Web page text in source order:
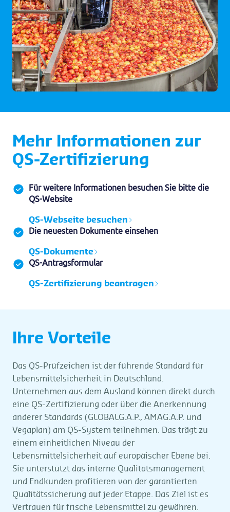
Mehr Informationen zur
QS-Zertifizierung
Für weitere Informationen besuchen Sie bitte die
QS-Website
QS-Webseite besuchen
Die neuesten Dokumente einsehen
QS-Dokumente
QS-Antragsformular
QS-Zertifizierung beantragen
Ihre Vorteile
Das QS-Prüfzeichen ist der führende Standard für
Lebensmittelsicherheit in Deutschland.
Unternehmen aus dem Ausland können direkt durch
eine QS-Zertifizierung oder über die Anerkennung
anderer Standards (GLOBALG.A.P., AMAG.A.P. und
Vegaplan) am QS-System teilnehmen. Das trägt zu
einem einheitlichen Niveau der
Lebensmittelsicherheit auf europäischer Ebene bei.
Sie unterstützt das interne Qualitätsmanagement
und Endkunden profitieren von der garantierten
Qualitätssicherung auf jeder Etappe. Das Ziel ist es
Vertrauen für frische Lebensmittel zu gewähren.